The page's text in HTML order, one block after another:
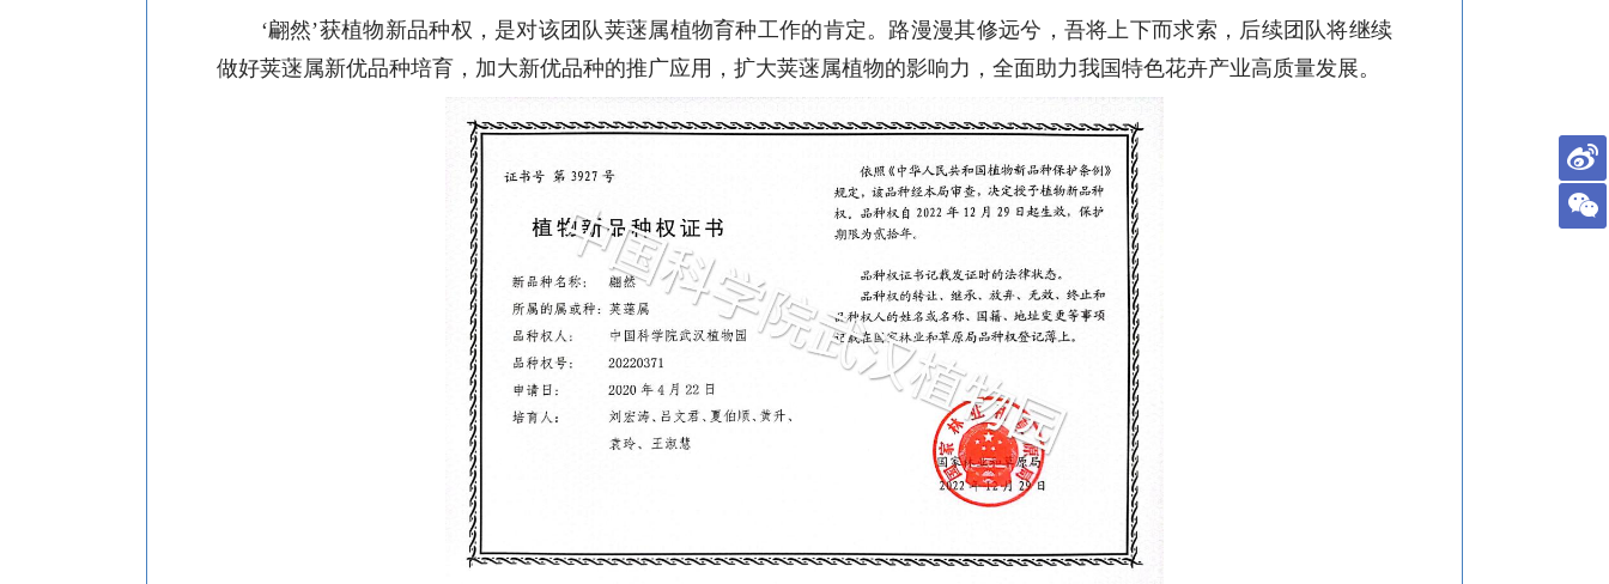
‘翩然’获植物新品种权，是对该团队荚蒾属植物育种工作的肯定。路漫漫其修远兮，吾将上下而求索，后续团队将继续
做好荚蒾属新优品种培育，加大新优品种的推广应用，扩大荚蒾属植物的影响力，全面助力我国特色花卉产业高质量发展。